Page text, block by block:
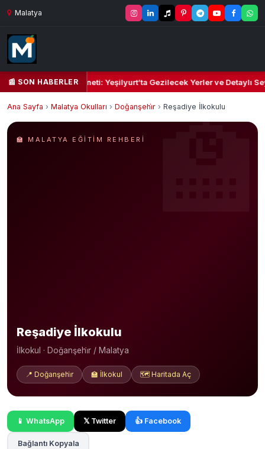
Malatya
📰 SON HABERLER
Kalbi ve Kültür Cenneti: Yeşilyurt’ta Gezilecek Yerler ve Detaylı
Ana Sayfa › Malatya Okulları › Doğanşehi̇r › Reşadiye İlkokulu
🏫 MALATYA EĞITIM REHBERI
Reşadiye İlkokulu
İlkokul · Doğanşehi̇r / Malatya
📍 Doğanşehi̇r 🏫 İlkokul 🗺️ Haritada Aç
📱 WhatsApp 𝕏 Twitter 👍 Facebook
Bağlantı Kopyala